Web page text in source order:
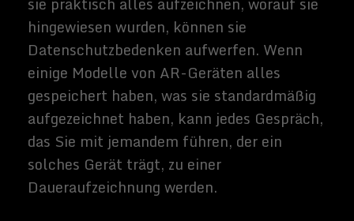
Sozialerfahrungen meist real anfühlen,
etwas Wertvolles aus "echten"
Interaktionen verloren gehen würde.
Auch der Identitätsbegriff kann in VR
kompromittiert werden. Woher weißt du
genau, mit wem du sprichst? Wie das
Internet bewiesen hat, kann Anonymität
gefährlich sein. Die Prädikation der
Mehrzahl der menschlichen Interaktion
auf ein solches System könnte höchst
problematisch sein, wenn es versagen oder
unter dem Einfluss derjenigen stehen